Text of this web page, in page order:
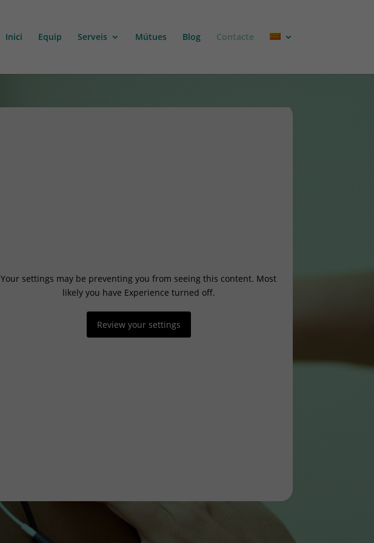
Inici Equip Serveis Mútues Blog Contacte
Your settings may be preventing you from seeing this content. Most
likely you have Experience turned off.
Review your settings